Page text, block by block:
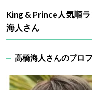
King & Prince人気順
海人さん
高橋海人さんのプロ